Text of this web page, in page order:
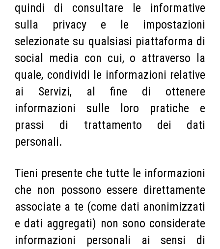
quindi di consultare le informative
sulla privacy e le impostazioni
selezionate su qualsiasi piattaforma di
social media con cui, o attraverso la
quale, condividi le informazioni relative
ai Servizi, al fine di ottenere
informazioni sulle loro pratiche e
prassi di trattamento dei dati
personali.
Tieni presente che tutte le informazioni
che non possono essere direttamente
associate a te (come dati anonimizzati
e dati aggregati) non sono considerate
informazioni personali ai sensi di